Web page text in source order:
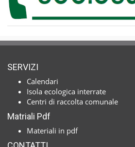
SERVIZI
Calendari
Isola ecologica interrate
Centri di raccolta comunale
Matriali Pdf
Materiali in pdf